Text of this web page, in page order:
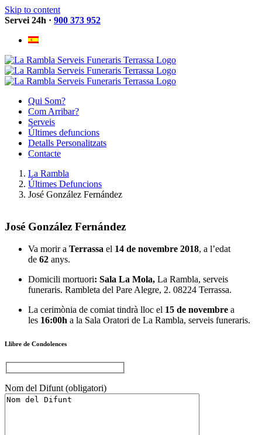
Skip to content
Servei 24h · 900 373 952
Qui Som?
Com Arribar?
Serveis
Últimes defuncions
Detalls Personalitzats
Contacte
La Rambla
Últimes Defuncions
José González Fernández
José González Fernández
Va morir a Terrassa el 14 de novembre 2018, a l’edat
de 62 anys.
Domicili mortuori: Sala La Mola, La Rambla, serveis
funeraris. Rambleta del Pare Alegre, 2. 08224 Terrassa.
La cerimònia de comiat tindrà lloc el 15 de novembre a
les 16:00h a la Sala Oratori de La Rambla, serveis funeraris.
Llibre de Condolences
Nom del Difunt (obligatori)